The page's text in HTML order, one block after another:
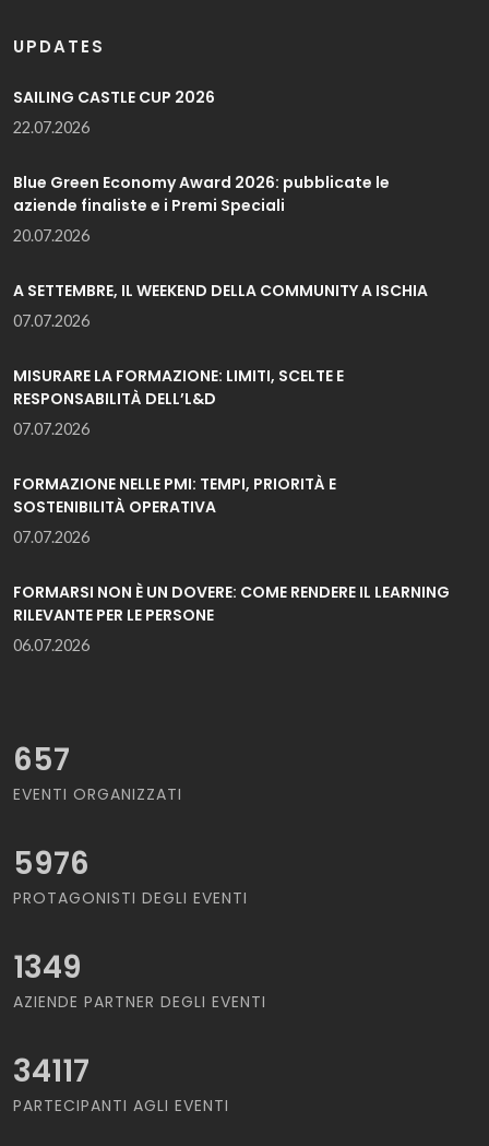
UPDATES
SAILING CASTLE CUP 2026
22.07.2026
Blue Green Economy Award 2026: pubblicate le
aziende finaliste e i Premi Speciali
20.07.2026
A SETTEMBRE, IL WEEKEND DELLA COMMUNITY A ISCHIA
07.07.2026
MISURARE LA FORMAZIONE: LIMITI, SCELTE E
RESPONSABILITÀ DELL’L&D
07.07.2026
FORMAZIONE NELLE PMI: TEMPI, PRIORITÀ E
SOSTENIBILITÀ OPERATIVA
07.07.2026
FORMARSI NON È UN DOVERE: COME RENDERE IL LEARNING
RILEVANTE PER LE PERSONE
06.07.2026
657
EVENTI ORGANIZZATI
5976
PROTAGONISTI DEGLI EVENTI
1349
AZIENDE PARTNER DEGLI EVENTI
34117
PARTECIPANTI AGLI EVENTI